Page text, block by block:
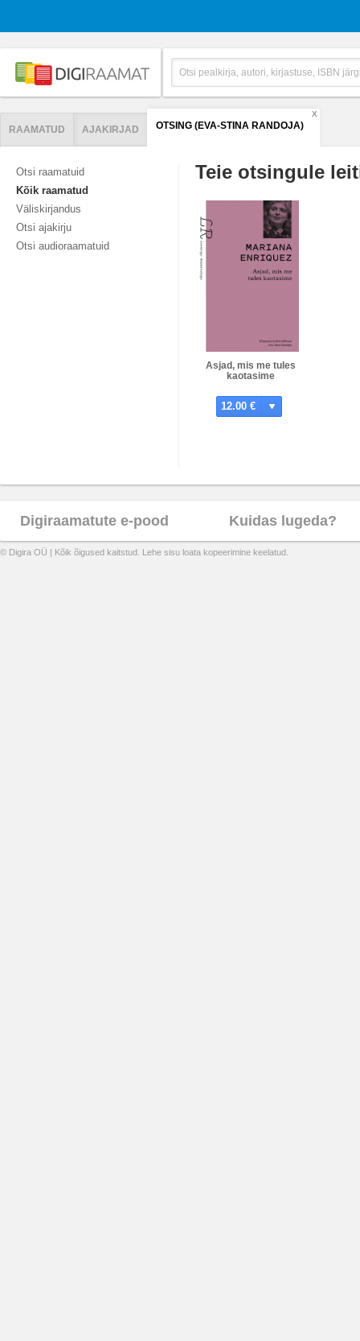
RAAMATUD AJAKIRJAD OTSING (EVA-STINA RANDOJA)
X
Otsi raamatuid
Kõik raamatud
Väliskirjandus
Otsi ajakirju
Otsi audioraamatuid
Teie otsingule
Asjad, mis me tules
kaotasime
12.00 €
Digiraamatute e-pood Kuidas lugeda?
© Digira OÜ | Kõik õigused kaitstud. Lehe sisu loata kopeerimine keelatud.